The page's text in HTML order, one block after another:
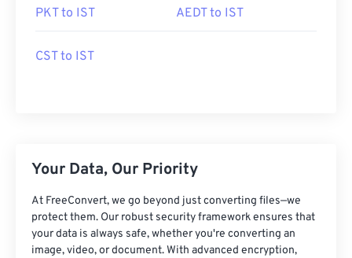
PKT to IST AEDT to IST
CST to IST
Your Data, Our Priority
At FreeConvert, we go beyond just converting files—we
protect them. Our robust security framework ensures that
your data is always safe, whether you're converting an
image, video, or document. With advanced encryption,